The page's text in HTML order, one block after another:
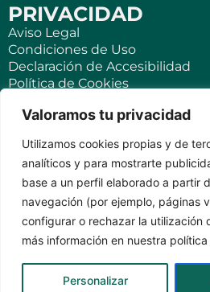
Valoramos tu privacidad
Utilizamos cookies propias y de
analíticos y para mostrarte
base a un perfil elaborado a partir
navegación (por ejemplo, páginas
configurar o rechazar la utilización
más información en nuestra
Personalizar
PRIVACIDAD
Aviso Legal
Condiciones de Uso
Declaración de Accesibilidad
Política de Cookies
SEGUROS
Para ti
Negocios y PYMES
Seguro de viaje
Seguro para Viviendas
Seguro para teléfonos móviles
KVILAR AGENTE CASER